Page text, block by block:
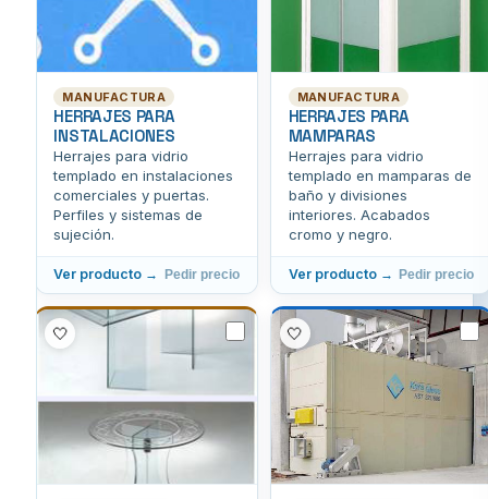
MANUFACTURA
HERRAJES PARA
INSTALACIONES
Herrajes para vidrio
templado en instalaciones
comerciales y puertas.
Perfiles y sistemas de
sujeción.
Ver producto → Pedir precio
MANUFACTURA
HERRAJES PARA
MAMPARAS
Herrajes para vidrio
templado en mamparas de
baño y divisiones
interiores. Acabados
cromo y negro.
Ver producto → Pedir precio
🤍 🤍